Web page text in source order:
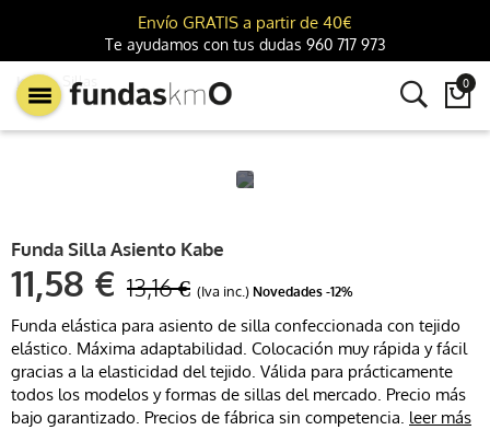
Envío GRATIS a partir de 40€
Te ayudamos con tus dudas 960 717 973
 0
km0 Sillas
Funda Silla Asiento Kabe
11,58 € 13,16 € (Iva inc.) Novedades -12%
Funda elástica para asiento de silla confeccionada con tejido
elástico. Máxima adaptabilidad. Colocación muy rápida y fácil
gracias a la elasticidad del tejido. Válida para prácticamente
todos los modelos y formas de sillas del mercado. Precio más
bajo garantizado. Precios de fábrica sin competencia. leer más